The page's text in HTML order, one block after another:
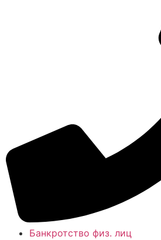
Банкротство физ. лиц